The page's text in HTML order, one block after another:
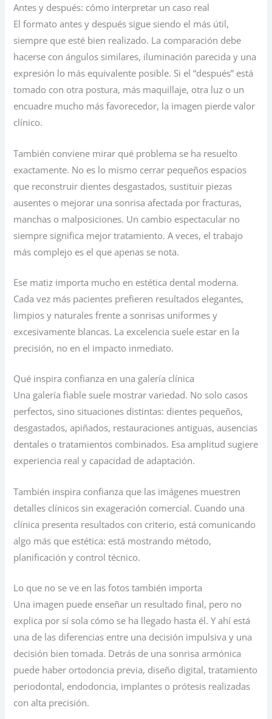
Antes y después: cómo interpretar un caso real
El formato antes y después sigue siendo el más útil,
siempre que esté bien realizado. La comparación debe
hacerse con ángulos similares, iluminación parecida y una
expresión lo más equivalente posible. Si el “después” está
tomado con otra postura, más maquillaje, otra luz o un
encuadre mucho más favorecedor, la imagen pierde valor
clínico.
También conviene mirar qué problema se ha resuelto
exactamente. No es lo mismo cerrar pequeños espacios
que reconstruir dientes desgastados, sustituir piezas
ausentes o mejorar una sonrisa afectada por fracturas,
manchas o malposiciones. Un cambio espectacular no
siempre significa mejor tratamiento. A veces, el trabajo
más complejo es el que apenas se nota.
Ese matiz importa mucho en estética dental moderna.
Cada vez más pacientes prefieren resultados elegantes,
limpios y naturales frente a sonrisas uniformes y
excesivamente blancas. La excelencia suele estar en la
precisión, no en el impacto inmediato.
Qué inspira confianza en una galería clínica
Una galería fiable suele mostrar variedad. No solo casos
perfectos, sino situaciones distintas: dientes pequeños,
desgastados, apiñados, restauraciones antiguas, ausencias
dentales o tratamientos combinados. Esa amplitud sugiere
experiencia real y capacidad de adaptación.
También inspira confianza que las imágenes muestren
detalles clínicos sin exageración comercial. Cuando una
clínica presenta resultados con criterio, está comunicando
algo más que estética: está mostrando método,
planificación y control técnico.
Lo que no se ve en las fotos también importa
Una imagen puede enseñar un resultado final, pero no
explica por sí sola cómo se ha llegado hasta él. Y ahí está
una de las diferencias entre una decisión impulsiva y una
decisión bien tomada. Detrás de una sonrisa armónica
puede haber ortodoncia previa, diseño digital, tratamiento
periodontal, endodoncia, implantes o prótesis realizadas
con alta precisión.